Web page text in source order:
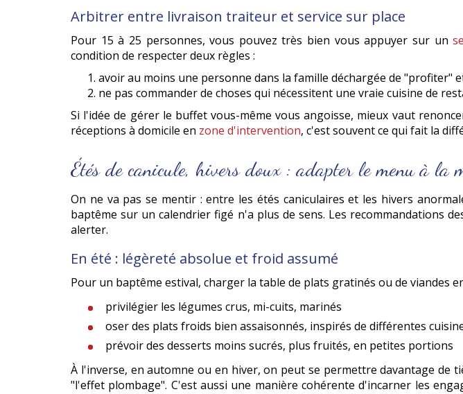
Arbitrer entre livraison traiteur et service sur place
Pour 15 à 25 personnes, vous pouvez très bien vous appuyer sur un
condition de respecter deux règles :
avoir au moins une personne dans la famille déchargée de "profiter"
ne pas commander de choses qui nécessitent une vraie cuisine de
Si l'idée de gérer le buffet vous-même vous angoisse, mieux vaut
réceptions à domicile en zone d'intervention, c'est souvent ce qui fait la
Étés de canicule, hivers doux : adapter le menu à la
On ne va pas se mentir : entre les étés caniculaires et les hivers
baptême sur un calendrier figé n'a plus de sens. Les recommandations
alerter.
En été : légèreté absolue et froid assumé
Pour un baptême estival, charger la table de plats gratinés ou de viandes
privilégier les légumes crus, mi-cuits, marinés
oser des plats froids bien assaisonnés, inspirés de différentes
prévoir des desserts moins sucrés, plus fruités, en petites portions
À l'inverse, en automne ou en hiver, on peut se permettre davantage
"l'effet plombage". C'est aussi une manière cohérente d'incarner les